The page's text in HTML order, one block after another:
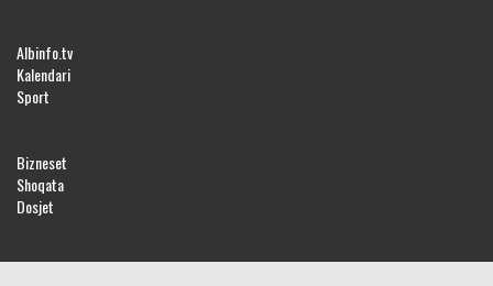
Albinfo.tv
Kalendari
Sport
Bizneset
Shoqata
Dosjet